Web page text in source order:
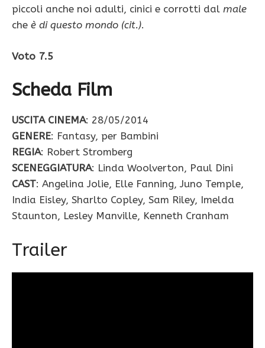
piccoli anche noi adulti, cinici e corrotti dal male
che è di questo mondo (cit.).
Voto 7.5
Scheda Film
USCITA CINEMA: 28/05/2014
GENERE: Fantasy, per Bambini
REGIA: Robert Stromberg
SCENEGGIATURA: Linda Woolverton, Paul Dini
CAST: Angelina Jolie, Elle Fanning, Juno Temple,
India Eisley, Sharlto Copley, Sam Riley, Imelda
Staunton, Lesley Manville, Kenneth Cranham
Trailer